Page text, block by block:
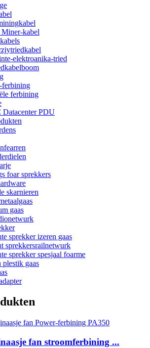
kabel
elektroanika-tried
ferbining
PDU
foar sprekkers
skarnieren
gaas
sprekker izeren gaas
sprekkersrailnetwurk
sprekker spesjaal foarme
plestik gaas
fan stroomferbining ...